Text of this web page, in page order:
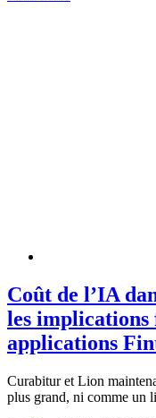
Coût de l’IA
les implications
applications
Curabitur et Lion
plus grand, ni comme un